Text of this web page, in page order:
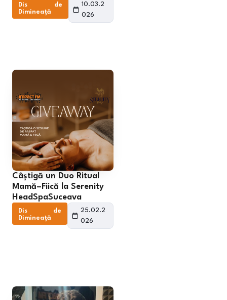
Dis de
Dimineață
10.03.2
026
Câștigă un Duo Ritual
Mamă–Fiică la Serenity
HeadSpaSuceava
Dis de
Dimineață
25.02.2
026